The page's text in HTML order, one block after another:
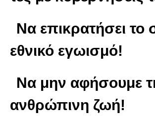
Να επικρατήσει το
εθνικό εγωισμό!
Να μην αφήσουμε
ανθρώπινη ζωή!